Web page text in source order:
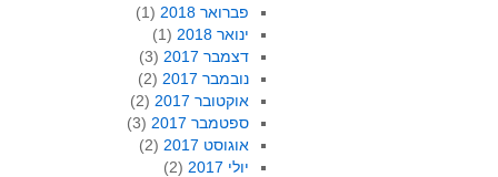
פברואר 2018
(1)
ינואר 2018
(1)
דצמבר 2017
(3)
נובמבר 2017
(2)
אוקטובר 2017
(2)
ספטמבר 2017
(3)
אוגוסט 2017
(2)
יולי 2017
(2)